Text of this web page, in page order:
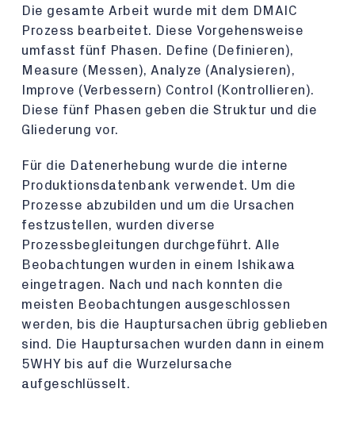
Die gesamte Arbeit wurde mit dem DMAIC
Prozess bearbeitet. Diese Vorgehensweise
umfasst fünf Phasen. Define (Definieren),
Measure (Messen), Analyze (Analysieren),
Improve (Verbessern) Control (Kontrollieren).
Diese fünf Phasen geben die Struktur und die
Gliederung vor.
Für die Datenerhebung wurde die interne
Produktionsdatenbank verwendet. Um die
Prozesse abzubilden und um die Ursachen
festzustellen, wurden diverse
Prozessbegleitungen durchgeführt. Alle
Beobachtungen wurden in einem Ishikawa
eingetragen. Nach und nach konnten die
meisten Beobachtungen ausgeschlossen
werden, bis die Hauptursachen übrig geblieben
sind. Die Hauptursachen wurden dann in einem
5WHY bis auf die Wurzelursache
aufgeschlüsselt.